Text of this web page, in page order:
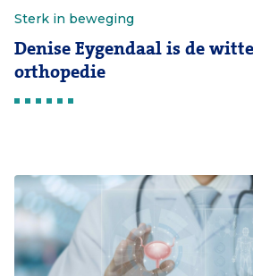
Sterk in beweging
Denise Eygendaal is de
orthopedie